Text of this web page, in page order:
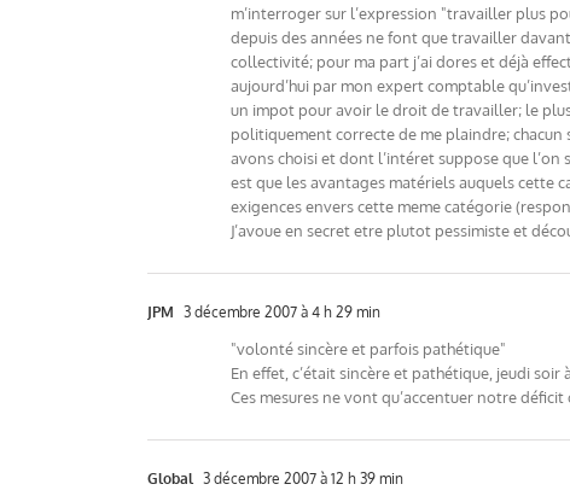
m’interroger sur l’expression "travailler plus
depuis des années ne font que travailler
collectivité; pour ma part j’ai dores et déjà
aujourd’hui par mon expert comptable
un impot pour avoir le droit de travailler; le plus
politiquement correcte de me plaindre;
avons choisi et dont l’intéret suppose que
est que les avantages matériels auquels cette
exigences envers cette meme catégorie
J’avoue en secret etre plutot pessimiste et
JPM 3 décembre 2007 à 4 h 29 min
"volonté sincère et parfois pathétique"
En effet, c’était sincère et pathétique, jeudi soir
Ces mesures ne vont qu’accentuer notre
Global 3 décembre 2007 à 12 h 39 min